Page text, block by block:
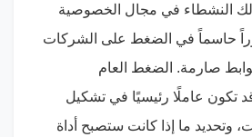
النشطاء في مجال الخصوصية
حاسماً في الضغط على الشركات
صارمة. الضغط العام
تكون عاملًا رئيسيًا في تشكيل
وتحديد ما إذا كانت ستصبح أداة